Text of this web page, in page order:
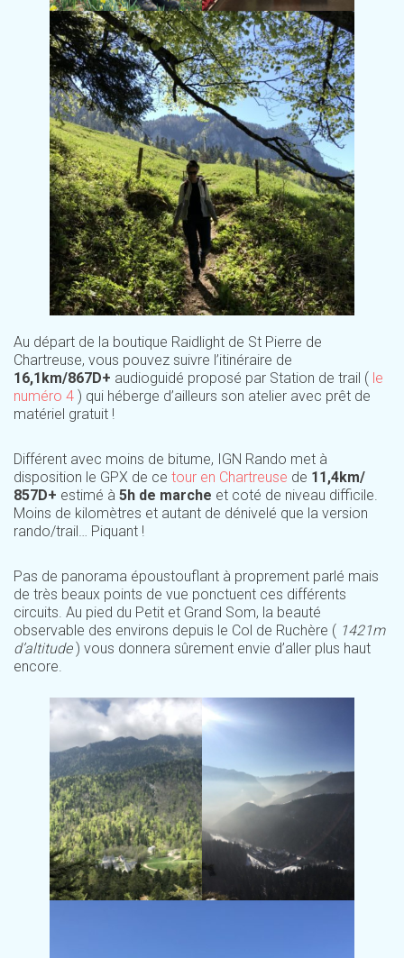
Au départ de la boutique Raidlight de St Pierre de
Chartreuse, vous pouvez suivre l’itinéraire de
16,1km/867D+ audioguidé proposé par Station de trail ( le
numéro 4 ) qui héberge d’ailleurs son atelier avec prêt de
matériel gratuit !
Différent avec moins de bitume, IGN Rando met à
disposition le GPX de ce tour en Chartreuse de 11,4km/
857D+ estimé à 5h de marche et coté de niveau difficile.
Moins de kilomètres et autant de dénivelé que la version
rando/trail… Piquant !
Pas de panorama époustouflant à proprement parlé mais
de très beaux points de vue ponctuent ces différents
circuits. Au pied du Petit et Grand Som, la beauté
observable des environs depuis le Col de Ruchère ( 1421m
d’altitude) vous donnera sûrement envie d’aller plus haut
encore.